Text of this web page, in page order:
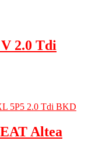
2.0 Tdi
Altea